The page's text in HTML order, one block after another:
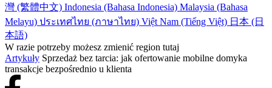
灣 (繁體中文) Indonesia (Bahasa Indonesia) Malaysia (Bahasa
Melayu) ประเทศไทย (ภาษาไทย) Việt Nam (Tiếng Việt) 日本 (日
本語)
W razie potrzeby możesz zmienić region tutaj
Artykuły Sprzedaż bez tarcia: jak ofertowanie mobilne domyka
transakcje bezpośrednio u klienta